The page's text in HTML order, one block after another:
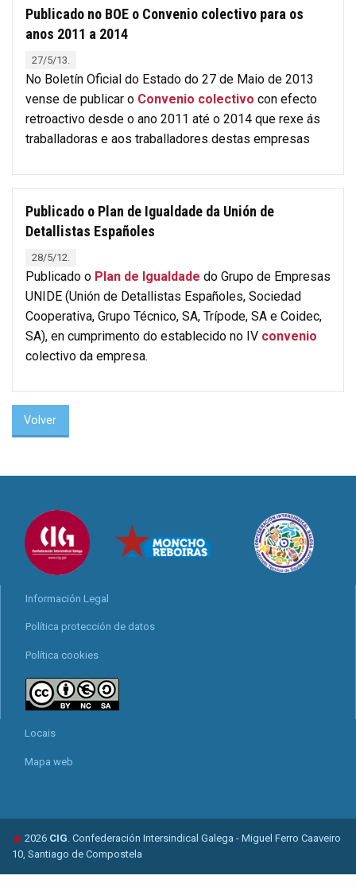
Publicado no BOE o Convenio colectivo para os
anos 2011 a 2014
27/5/13.
No Boletín Oficial do Estado do 27 de Maio de 2013
vense de publicar o Convenio colectivo con efecto
retroactivo desde o ano 2011 até o 2014 que rexe ás
traballadoras e aos traballadores destas empresas
Publicado o Plan de Igualdade da Unión de
Detallistas Españoles
28/5/12.
Publicado o Plan de Igualdade do Grupo de Empresas
UNIDE (Unión de Detallistas Españoles, Sociedad
Cooperativa, Grupo Técnico, SA, Trípode, SA e Coidec,
SA), en cumprimento do establecido no IV convenio
colectivo da empresa.
Volver
Información Legal
Política protección de datos
Política cookies
Locais
Mapa web
2026 CIG . Confederación Intersindical Galega - Miguel Ferro Caaveiro
10, Santiago de Compostela